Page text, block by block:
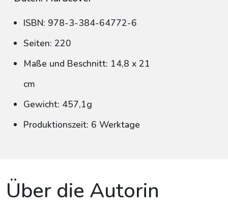
ISBN: 978-3-384-64772-6
Seiten: 220
Maße und Beschnitt: 14,8 x 21
cm
Gewicht: 457,1g
Produktionszeit: 6 Werktage
Über die Autorin